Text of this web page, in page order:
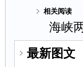
相关阅读
海峡
最新图文